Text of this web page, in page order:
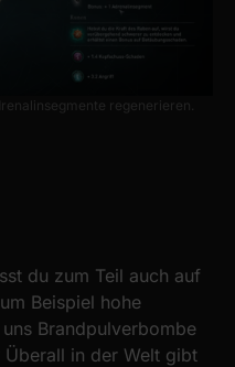
regenerieren.
du zum Teil auch auf
Beispiel hohe
Brandpulverbombe
in der Welt gibt